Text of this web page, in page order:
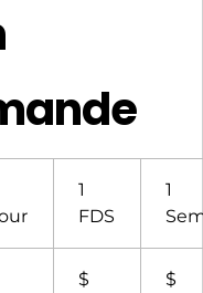
1
FDS
1
$ $